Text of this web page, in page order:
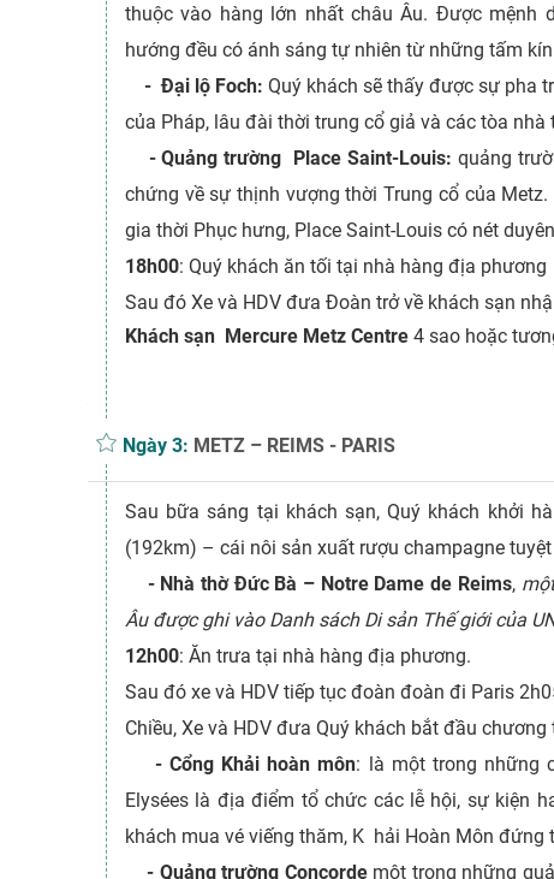
thuộc vào hàng lớn nhất châu Âu. Được mệnh
hướng đều có ánh sáng tự nhiên từ những tấm
- Đại lộ Foch: Quý khách sẽ thấy được sự pha
của Pháp, lâu đài thời trung cổ giả và các tòa
-Quảng trường Place Saint-Louis: quảng
chứng về sự thịnh vượng thời Trung cổ của
gia thời Phục hưng, Place Saint-Louis có nét
18h00: Quý khách ăn tối tại nhà hàng địa phương
Sau đó Xe và HDV đưa Đoàn trở về khách sạn
Khách sạn Mercure Metz Centre 4 sao hoặc
Ngày 3: METZ – REIMS - PARIS
Sau bữa sáng tại khách sạn, Quý khách khởi
(192km) – cái nôi sản xuất rượu champagne
- Nhà thờ Đức Bà – Notre Dame de Reims,
Âu được ghi vào Danh sách Di sản Thế giới của
12h00: Ăn trưa tại nhà hàng địa phương.
Sau đó xe và HDV tiếp tục đoàn đoàn đi Paris
Chiều, Xe và HDV đưa Quý khách bắt đầu
- Cổng Khải hoàn môn: là một trong những
Elysées là địa điểm tổ chức các lễ hội, sự kiện
khách mua vé viếng thăm, K hải Hoàn Môn
- Quảng trường Concorde một trong những